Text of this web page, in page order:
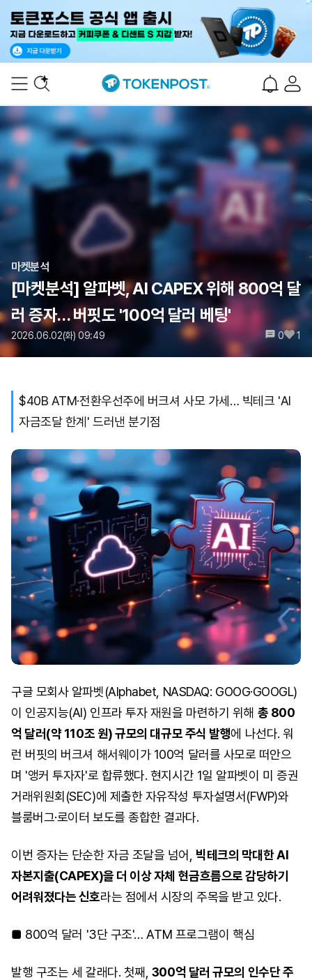
마켓분석
[마켓분석] 알파벳, AI CAPEX 위해 800억 달
러 증자… 버핏도 '100억 달러 베팅'
2026.06.02(화) 09:49 0 1
$40B ATM·전환우선주에 버크셔 사모 가세… 빅테크 'AI
자금조달 한계' 드러낸 분기점
구글 모회사 알파벳(Alphabet, NASDAQ: GOOG·GOOGL)
이 인공지능(AI) 인프라 투자 재원을 마련하기 위해 총 800
억 달러(약 110조 원) 규모의 대규모 주식 발행에 나선다. 워
런 버핏의 버크셔 해서웨이가 100억 달러를 사모로 떠안으
며 '앵커 투자자'로 합류했다. 현지시간 1일 알파벳이 미 증권
거래위원회(SEC)에 제출한 자유작성 투자설명서(FWP)와
블룸버그·로이터 보도를 종합한 결과다.
이번 증자는 단순한 자금 조달을 넘어, 빅테크의 막대한 AI
자본지출(CAPEX)을 더 이상 자체 현금흐름으로 감당하기
어려워졌다는 신호라는 점에서 시장의 주목을 받고 있다.
■ 800억 달러 '3단 구조'… ATM 프로그램이 핵심
발행 구조는 세 갈래다. 첫째, 300억 달러 규모의 인수단 주